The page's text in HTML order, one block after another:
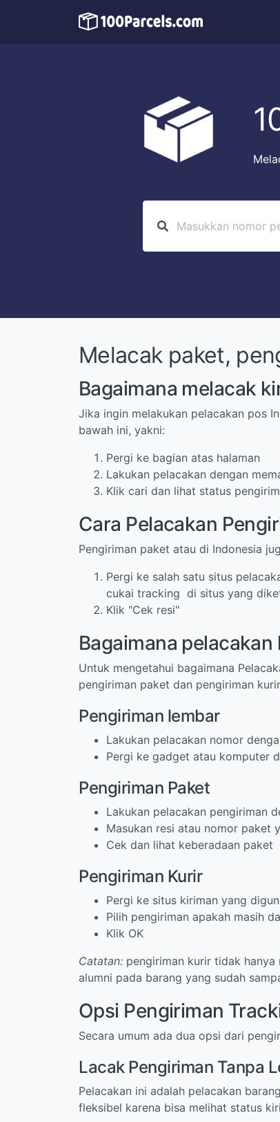
Melacak paket,
Bagaimana melacak
Jika ingin melakukan pelacakan pos
bawah ini, yakni:
Pergi ke bagian atas halaman
Lakukan pelacakan dengan
Klik cari dan lihat status
Cara Pelacakan
Pengiriman paket atau di Indonesia
Pergi ke salah satu situs
cukai tracking di situs yang
Klik "Cek resi"
Bagaimana pelacakan
Untuk mengetahui bagaimana
pengiriman paket dan pengiriman
Pengiriman lembar
Lakukan pelacakan nomor
Pergi ke gadget atau komputer
Pengiriman Paket
Lakukan pelacakan pengiriman
Masukan resi atau nomor paket
Cek dan lihat keberadaan paket
Pengiriman Kurir
Pergi ke situs kiriman yang
Pilih pengiriman apakah masih
Klik OK
Catatan: pengiriman kurir tidak
alumni pada barang yang sudah
Opsi Pengiriman
Secara umum ada dua opsi dari
Lacak Pengiriman Tanpa
Pelacakan ini adalah pelacakan
fleksibel karena bisa melihat status